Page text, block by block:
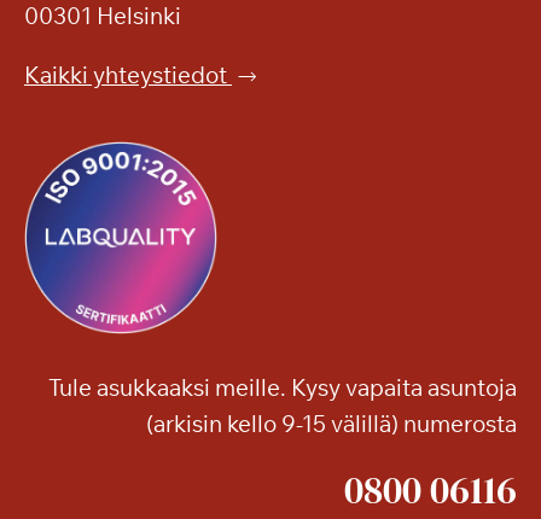
00301 Helsinki
Kaikki yhteystiedot
Tule asukkaaksi meille. Kysy vapaita asuntoja
(arkisin kello 9-15 välillä) numerosta
0800 06116